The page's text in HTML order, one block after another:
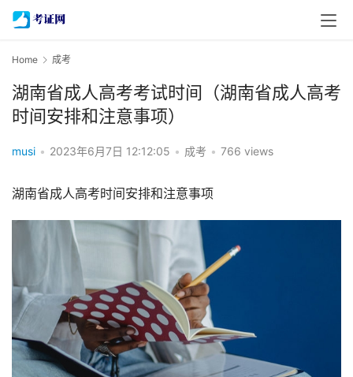
Home 成考
湖南省成人高考考试时间（湖南省成人高考
时间安排和注意事项）
musi • 2023年6月7日 12:12:05 • 成考 • 766 views
湖南省成人高考时间安排和注意事项